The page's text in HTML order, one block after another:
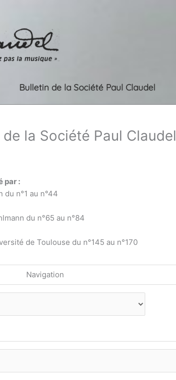
Bulletin de la Société Paul Claudel
la Société Paul Claudel
par :
du n°1 au n°44
du n°65 au n°84
de Toulouse du n°145 au n°170
Navigation